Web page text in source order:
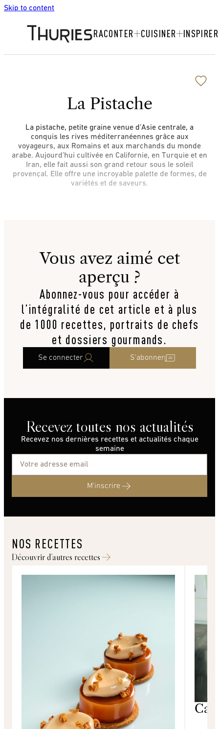
Skip to content
RACONTER CUISINER INSPIRER
La Pistache
La pistache, petite graine venue d’Asie centrale, a
conquis les rives méditerranéennes grâce aux
voyageurs, aux Romains et aux marchands du monde
arabe. Aujourd’hui cultivée en Californie, en Turquie et en
Iran, elle fait aussi son grand retour sous le soleil
provençal. Elle offre une incroyable palette de formes, de
variétés et de saveurs.
Vous avez aimé cet
aperçu ?
Abonnez-vous pour accéder à
l’intégralité de cet article et à plus
de 1000 recettes, portraits de chefs
et dossiers gourmands.
Se connecter S’abonner
Recevez toutes nos actualités
Recevez nos dernières recettes et actualités chaque
semaine
M'inscrire
NOS RECETTES
Découvrir d’autres recettes